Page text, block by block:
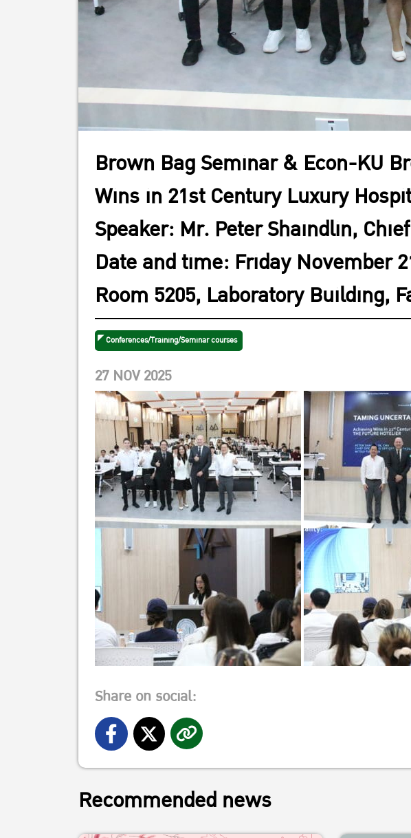
Brown Bag Seminar & Econ-KU
Wins in 21st Century Luxury
Speaker: Mr. Peter Shaindlin,
Date and time: Friday November
Room 5205, Laboratory Building,
Conferences/Training/Seminar courses
27 NOV 2025
Share on social:
Recommended news